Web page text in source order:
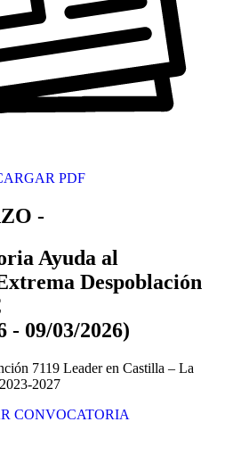
PDF
-
Ayuda al
Despoblación
- 09/03/2026)
7119 Leader en Castilla – La
2027
CONVOCATORIA